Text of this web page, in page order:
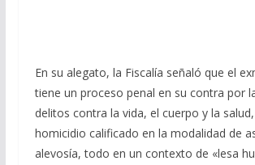
En su alegato, la Fiscalía señaló que el
tiene un proceso penal en su contra por
delitos contra la vida, el cuerpo y la
homicidio calificado en la modalidad de
alevosía, todo en un contexto de «lesa